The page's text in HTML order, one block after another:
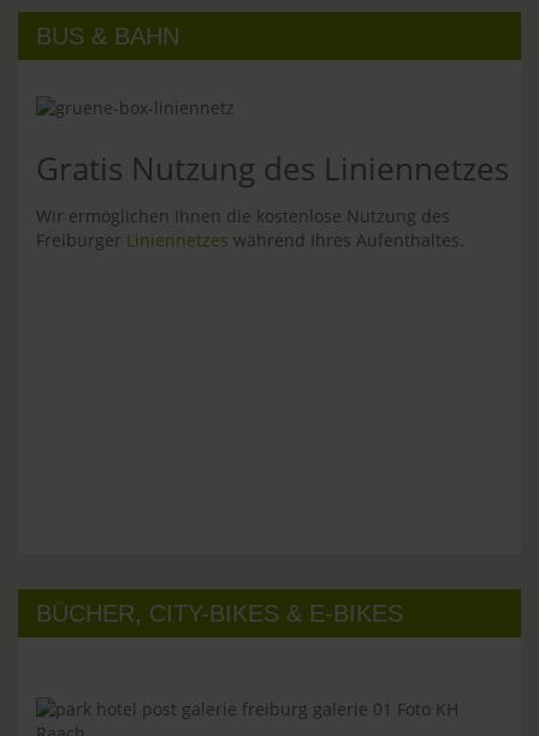
BUS & BAHN
Gratis Nutzung des Liniennetzes
Wir ermöglichen Ihnen die kostenlose Nutzung des
Freiburger Liniennetzes während Ihres Aufenthaltes.
BÜCHER, CITY-BIKES & E-BIKES